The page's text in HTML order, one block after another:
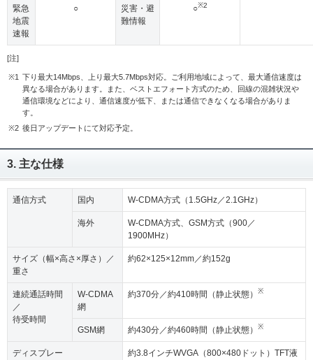
緊急
地震
速報
○
災害・避
難情報
○※2
[注]
※1 下り最大14Mbps、上り最大5.7Mbps対応。ご利用地域によって、最大通信速度は
異なる場合があります。また、ベストエフォート方式のため、回線の混雑状況や
通信環境などにより、通信速度が低下、または通信できなくなる場合がありま
す。
※2 後日アップデートにて対応予定。
3. 主な仕様
通信方式 国内 W-CDMA方式（1.5GHz／2.1GHz）
海外
W-CDMA方式、GSM方式（900／
1900MHz）
サイズ（幅×高さ×厚さ）／
重さ
約62×125×12mm／約152g
連続通話時間
／
待受時間
W-CDMA
網
約370分／約410時間（静止状態） ※
GSM網 約430分／約460時間（静止状態） ※
ディスプレー
約3.8インチWVGA（800×480ドット）TFT液